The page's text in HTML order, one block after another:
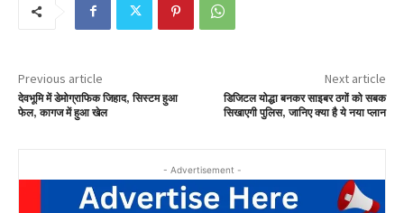
Previous article
देवभूमि में डेमोग्राफिक जिहाद, सिस्टम हुआ
फेल, कागज में हुआ खेल
Next article
डिजिटल योद्धा बनकर साइबर ठगों को सबक
सिखाएगी पुलिस, जानिए क्या है ये नया प्लान
- Advertisement -